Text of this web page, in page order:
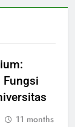
11 months